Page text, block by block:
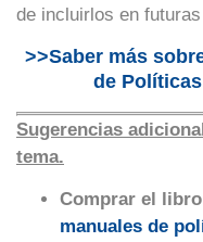
de incluirlos en
>>Saber más
de
Sugerencias
tema.
Comprar el libro
manuales de